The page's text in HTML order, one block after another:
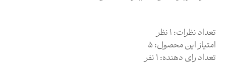
تعداد نظرات:1نظر
امتیاز این محصول:5
تعداد رای دهنده:1نفر